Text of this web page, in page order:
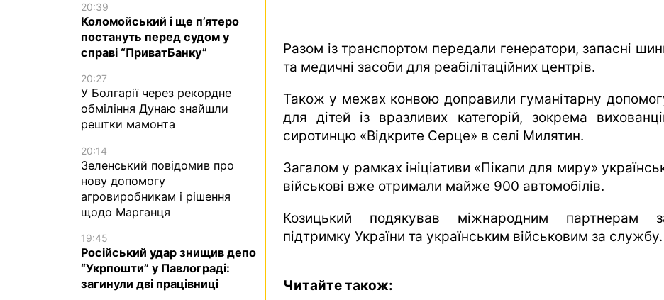
Разом із транспортом передали генератори, запасні
та медичні засоби для реабілітаційних центрів.
Також у межах конвою доправили гуманітарну
для дітей із вразливих категорій, зокрема
сиротинцю «Відкрите Серце» в селі Милятин.
Загалом у рамках ініціативи «Пікапи для миру»
військові вже отримали майже 900 автомобілів.
Козицький подякував міжнародним партнерам
підтримку України та українським військовим за службу.
Читайте також:
20:39
Коломойський і ще п’ятеро
постануть перед судом у
справі “ПриватБанку”
20:27
У Болгарії через рекордне
обміління Дунаю знайшли
рештки мамонта
20:14
Зеленський повідомив про
нову допомогу
агровиробникам і рішення
щодо Марганця
19:45
Російський удар знищив депо
“Укрпошти” у Павлограді:
загинули дві працівниці